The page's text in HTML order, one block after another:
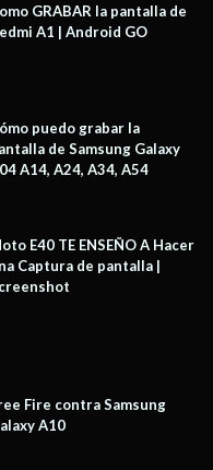
GRABAR la pantalla de
A1 | Android GO
puedo grabar la
de Samsung Galaxy
A14, A24, A34, A54
E40 TE ENSEÑO A Hacer
Captura de pantalla |
Fire contra Samsung
A10